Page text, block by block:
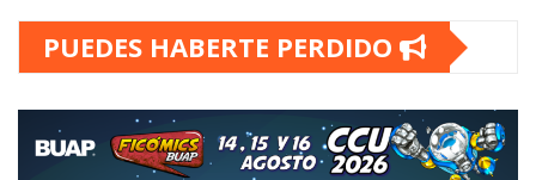
PUEDES HABERTE PERDIDO